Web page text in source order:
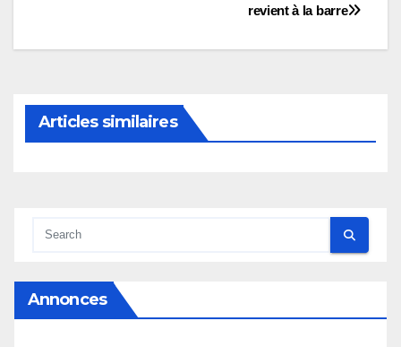
revient à la barre
Articles similaires
Annonces